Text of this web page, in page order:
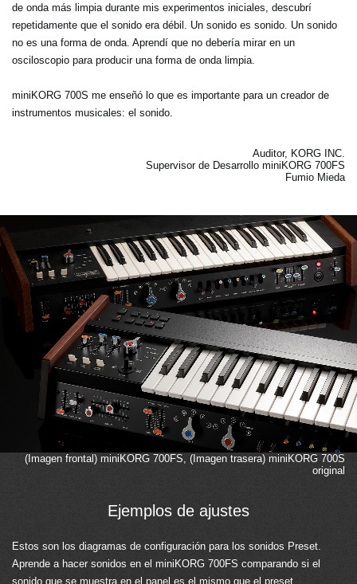
de onda más limpia durante mis experimentos iniciales, descubrí
repetidamente que el sonido era débil. Un sonido es sonido. Un sonido
no es una forma de onda. Aprendí que no debería mirar en un
osciloscopio para producir una forma de onda limpia.
miniKORG 700S me enseñó lo que es importante para un creador de
instrumentos musicales: el sonido.
Auditor, KORG INC.
Supervisor de Desarrollo miniKORG 700FS
Fumio Mieda
(Imagen frontal) miniKORG 700FS, (Imagen trasera) miniKORG 700S
original
Ejemplos de ajustes
Estos son los diagramas de configuración para los sonidos Preset.
Aprende a hacer sonidos en el miniKORG 700FS comparando si el
sonido que se muestra en el panel es el mismo que el preset